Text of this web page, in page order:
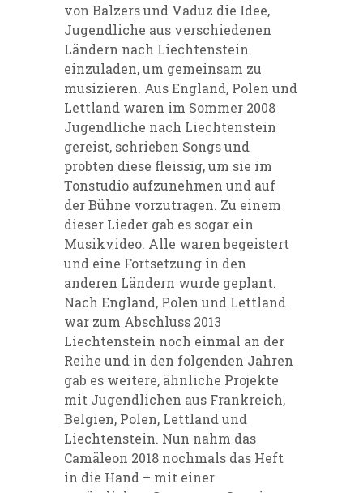
von Balzers und Vaduz die Idee,
Jugendliche aus verschiedenen
Ländern nach Liechtenstein
einzuladen, um gemeinsam zu
musizieren. Aus England, Polen und
Lettland waren im Sommer 2008
Jugendliche nach Liechtenstein
gereist, schrieben Songs und
probten diese fleissig, um sie im
Tonstudio aufzunehmen und auf
der Bühne vorzutragen. Zu einem
dieser Lieder gab es sogar ein
Musikvideo. Alle waren begeistert
und eine Fortsetzung in den
anderen Ländern wurde geplant.
Nach England, Polen und Lettland
war zum Abschluss 2013
Liechtenstein noch einmal an der
Reihe und in den folgenden Jahren
gab es weitere, ähnliche Projekte
mit Jugendlichen aus Frankreich,
Belgien, Polen, Lettland und
Liechtenstein. Nun nahm das
Camäleon 2018 nochmals das Heft
in die Hand – mit einer